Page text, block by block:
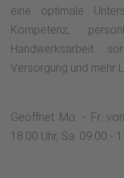
eine optimale
Kompetenz,
Handwerksarbeit
Versorgung und mehr
Geöffnet Mo. - Fr.
18.00 Uhr, Sa. 09.00 -